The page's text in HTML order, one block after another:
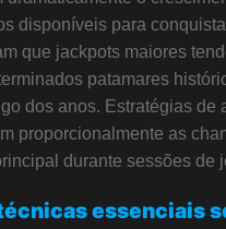
disponíveis para
que jackpots maiores
patamares
dos anos. Estratégias de
proporcionalmente as
durante sessões de
essenciais